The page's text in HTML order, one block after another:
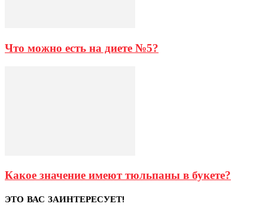
Что можно есть на диете №5?
Какое значение имеют тюльпаны в букете?
ЭТО ВАС ЗАИНТЕРЕСУЕТ!